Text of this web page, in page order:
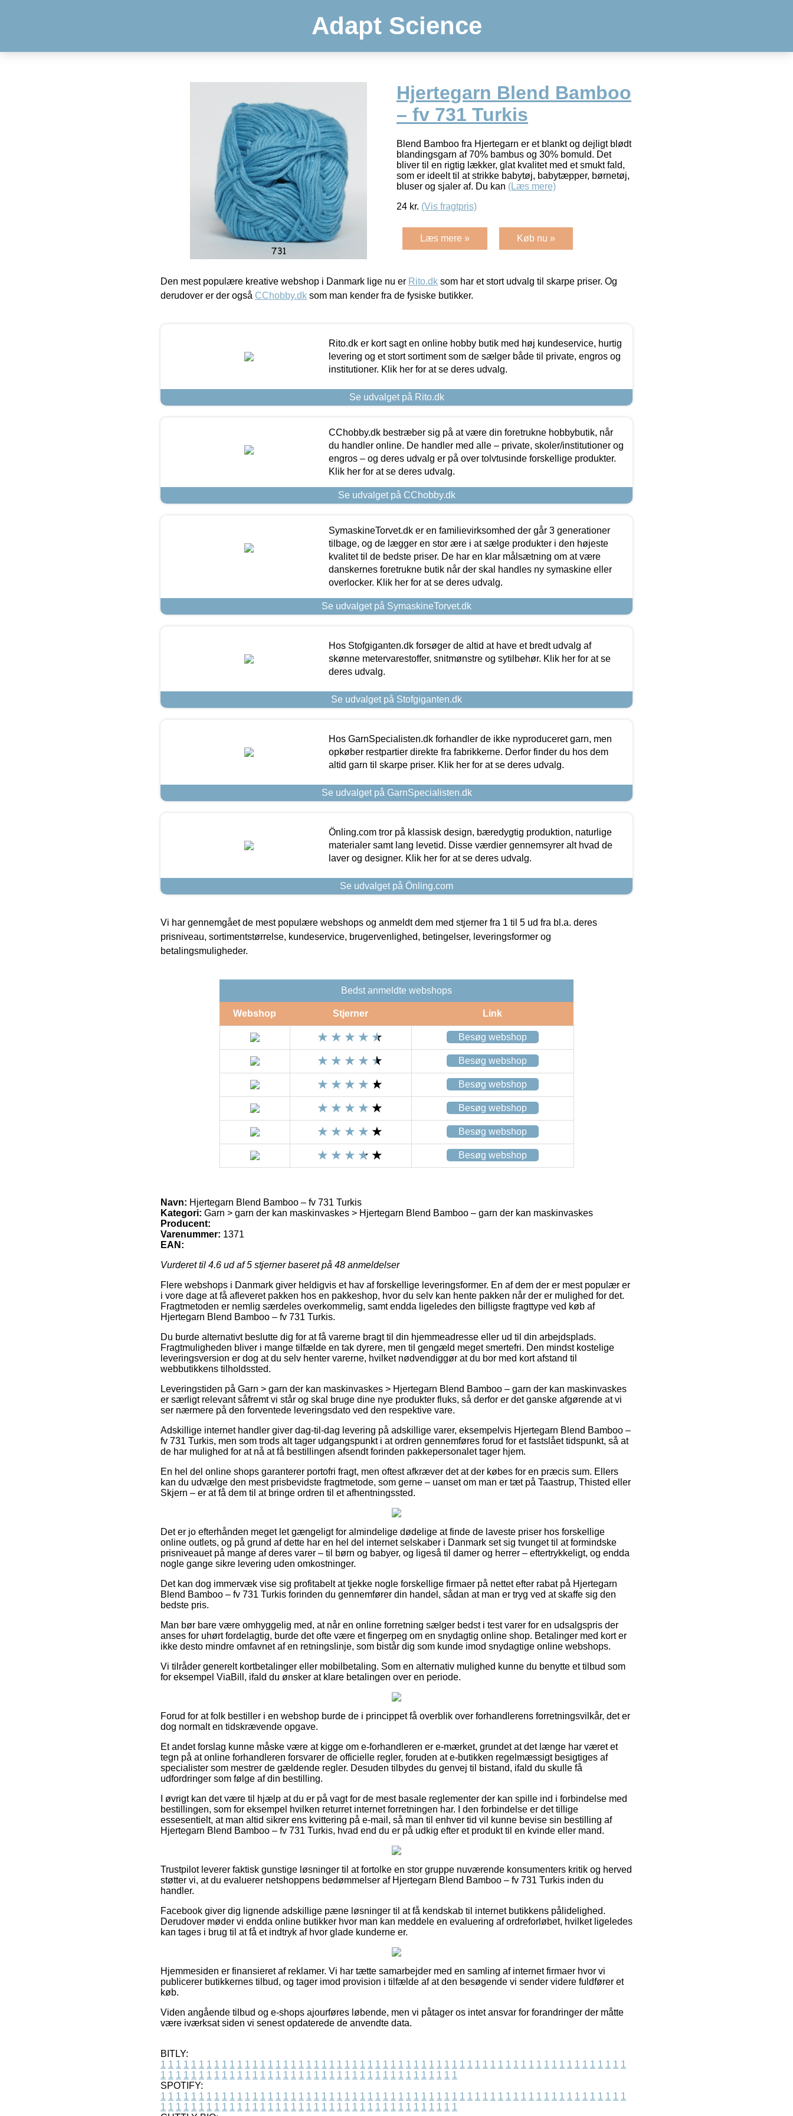
Adapt Science
Hjertegarn Blend Bamboo
– fv 731 Turkis
Blend Bamboo fra Hjertegarn er et blankt og dejligt blødt
blandingsgarn af 70% bambus og 30% bomuld. Det
bliver til en rigtig lækker, glat kvalitet med et smukt fald,
som er ideelt til at strikke babytøj, babytæpper, børnetøj,
bluser og sjaler af. Du kan (Læs mere)
24 kr. (Vis fragtpris)
Læs mere » Køb nu »
Den mest populære kreative webshop i Danmark lige nu er Rito.dk som har et stort udvalg til skarpe priser. Og
derudover er der også CChobby.dk som man kender fra de fysiske butikker.
Rito.dk er kort sagt en online hobby butik med høj kundeservice, hurtig
levering og et stort sortiment som de sælger både til private, engros og
institutioner. Klik her for at se deres udvalg.
Se udvalget på Rito.dk
CChobby.dk bestræber sig på at være din foretrukne hobbybutik, når
du handler online. De handler med alle – private, skoler/institutioner og
engros – og deres udvalg er på over tolvtusinde forskellige produkter.
Klik her for at se deres udvalg.
Se udvalget på CChobby.dk
SymaskineTorvet.dk er en familievirksomhed der går 3 generationer
tilbage, og de lægger en stor ære i at sælge produkter i den højeste
kvalitet til de bedste priser. De har en klar målsætning om at være
danskernes foretrukne butik når der skal handles ny symaskine eller
overlocker. Klik her for at se deres udvalg.
Se udvalget på SymaskineTorvet.dk
Hos Stofgiganten.dk forsøger de altid at have et bredt udvalg af
skønne metervarestoffer, snitmønstre og sytilbehør. Klik her for at se
deres udvalg.
Se udvalget på Stofgiganten.dk
Hos GarnSpecialisten.dk forhandler de ikke nyproduceret garn, men
opkøber restpartier direkte fra fabrikkerne. Derfor finder du hos dem
altid garn til skarpe priser. Klik her for at se deres udvalg.
Se udvalget på GarnSpecialisten.dk
Önling.com tror på klassisk design, bæredygtig produktion, naturlige
materialer samt lang levetid. Disse værdier gennemsyrer alt hvad de
laver og designer. Klik her for at se deres udvalg.
Se udvalget på Önling.com
Vi har gennemgået de mest populære webshops og anmeldt dem med stjerner fra 1 til 5 ud fra bl.a. deres
prisniveau, sortimentstørrelse, kundeservice, brugervenlighed, betingelser, leveringsformer og
betalingsmuligheder.
Bedst anmeldte webshops
Webshop Stjerner Link
Besøg webshop
Besøg webshop
Besøg webshop
Besøg webshop
Besøg webshop
Besøg webshop
Navn: Hjertegarn Blend Bamboo – fv 731 Turkis
Kategori: Garn > garn der kan maskinvaskes > Hjertegarn Blend Bamboo – garn der kan maskinvaskes
Producent:
Varenummer: 1371
EAN:
Vurderet til 4.6 ud af 5 stjerner baseret på 48 anmeldelser
Flere webshops i Danmark giver heldigvis et hav af forskellige leveringsformer. En af dem der er mest populær er
i vore dage at få afleveret pakken hos en pakkeshop, hvor du selv kan hente pakken når der er mulighed for det.
Fragtmetoden er nemlig særdeles overkommelig, samt endda ligeledes den billigste fragttype ved køb af
Hjertegarn Blend Bamboo – fv 731 Turkis.
Du burde alternativt beslutte dig for at få varerne bragt til din hjemmeadresse eller ud til din arbejdsplads.
Fragtmuligheden bliver i mange tilfælde en tak dyrere, men til gengæld meget smertefri. Den mindst kostelige
leveringsversion er dog at du selv henter varerne, hvilket nødvendiggør at du bor med kort afstand til
webbutikkens tilholdssted.
Leveringstiden på Garn > garn der kan maskinvaskes > Hjertegarn Blend Bamboo – garn der kan maskinvaskes
er særligt relevant såfremt vi står og skal bruge dine nye produkter fluks, så derfor er det ganske afgørende at vi
ser nærmere på den forventede leveringsdato ved den respektive vare.
Adskillige internet handler giver dag-til-dag levering på adskillige varer, eksempelvis Hjertegarn Blend Bamboo –
fv 731 Turkis, men som trods alt tager udgangspunkt i at ordren gennemføres forud for et fastslået tidspunkt, så at
de har mulighed for at nå at få bestillingen afsendt forinden pakkepersonalet tager hjem.
En hel del online shops garanterer portofri fragt, men oftest afkræver det at der købes for en præcis sum. Ellers
kan du udvælge den mest prisbevidste fragtmetode, som gerne – uanset om man er tæt på Taastrup, Thisted eller
Skjern – er at få dem til at bringe ordren til et afhentningssted.
Det er jo efterhånden meget let gængeligt for almindelige dødelige at finde de laveste priser hos forskellige
online outlets, og på grund af dette har en hel del internet selskaber i Danmark set sig tvunget til at formindske
prisniveauet på mange af deres varer – til børn og babyer, og ligeså til damer og herrer – eftertrykkeligt, og endda
nogle gange sikre levering uden omkostninger.
Det kan dog immervæk vise sig profitabelt at tjekke nogle forskellige firmaer på nettet efter rabat på Hjertegarn
Blend Bamboo – fv 731 Turkis forinden du gennemfører din handel, sådan at man er tryg ved at skaffe sig den
bedste pris.
Man bør bare være omhyggelig med, at når en online forretning sælger bedst i test varer for en udsalgspris der
anses for uhørt fordelagtig, burde det ofte være et fingerpeg om en snydagtig online shop. Betalinger med kort er
ikke desto mindre omfavnet af en retningslinje, som bistår dig som kunde imod snydagtige online webshops.
Vi tilråder generelt kortbetalinger eller mobilbetaling. Som en alternativ mulighed kunne du benytte et tilbud som
for eksempel ViaBill, ifald du ønsker at klare betalingen over en periode.
Forud for at folk bestiller i en webshop burde de i princippet få overblik over forhandlerens forretningsvilkår, det er
dog normalt en tidskrævende opgave.
Et andet forslag kunne måske være at kigge om e-forhandleren er e-mærket, grundet at det længe har været et
tegn på at online forhandleren forsvarer de officielle regler, foruden at e-butikken regelmæssigt besigtiges af
specialister som mestrer de gældende regler. Desuden tilbydes du genvej til bistand, ifald du skulle få
udfordringer som følge af din bestilling.
I øvrigt kan det være til hjælp at du er på vagt for de mest basale reglementer der kan spille ind i forbindelse med
bestillingen, som for eksempel hvilken returret internet forretningen har. I den forbindelse er det tillige
essesentielt, at man altid sikrer ens kvittering på e-mail, så man til enhver tid vil kunne bevise sin bestilling af
Hjertegarn Blend Bamboo – fv 731 Turkis, hvad end du er på udkig efter et produkt til en kvinde eller mand.
Trustpilot leverer faktisk gunstige løsninger til at fortolke en stor gruppe nuværende konsumenters kritik og herved
støtter vi, at du evaluerer netshoppens bedømmelser af Hjertegarn Blend Bamboo – fv 731 Turkis inden du
handler.
Facebook giver dig lignende adskillige pæne løsninger til at få kendskab til internet butikkens pålidelighed.
Derudover møder vi endda online butikker hvor man kan meddele en evaluering af ordreforløbet, hvilket ligeledes
kan tages i brug til at få et indtryk af hvor glade kunderne er.
Hjemmesiden er finansieret af reklamer. Vi har tætte samarbejder med en samling af internet firmaer hvor vi
publicerer butikkernes tilbud, og tager imod provision i tilfælde af at den besøgende vi sender videre fuldfører et
køb.
Viden angående tilbud og e-shops ajourføres løbende, men vi påtager os intet ansvar for forandringer der måtte
være iværksat siden vi senest opdaterede de anvendte data.
BITLY:
1 1 1 1 1 1 1 1 1 1 1 1 1 1 1 1 1 1 1 1 1 1 1 1 1 1 1 1 1 1 1 1 1 1 1 1 1 1 1 1 1 1 1 1 1 1 1 1 1 1 1 1 1 1 1 1 1 1 1 1 1
1 1 1 1 1 1 1 1 1 1 1 1 1 1 1 1 1 1 1 1 1 1 1 1 1 1 1 1 1 1 1 1 1 1 1 1 1 1 1
SPOTIFY:
1 1 1 1 1 1 1 1 1 1 1 1 1 1 1 1 1 1 1 1 1 1 1 1 1 1 1 1 1 1 1 1 1 1 1 1 1 1 1 1 1 1 1 1 1 1 1 1 1 1 1 1 1 1 1 1 1 1 1 1 1
1 1 1 1 1 1 1 1 1 1 1 1 1 1 1 1 1 1 1 1 1 1 1 1 1 1 1 1 1 1 1 1 1 1 1 1 1 1 1